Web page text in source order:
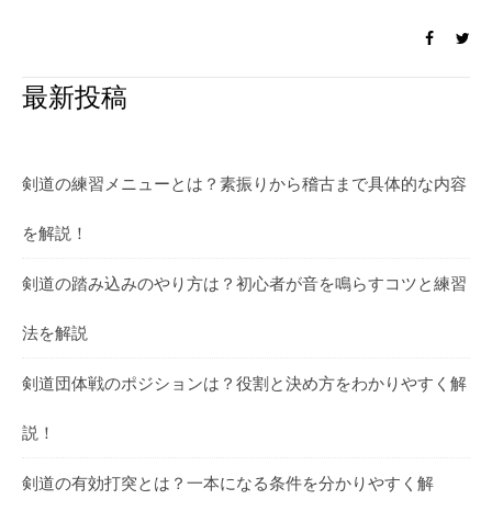
最新投稿
剣道の練習メニューとは？素振りから稽古まで具体的な内容
を解説！
剣道の踏み込みのやり方は？初心者が音を鳴らすコツと練習
法を解説
剣道団体戦のポジションは？役割と決め方をわかりやすく解
説！
剣道の有効打突とは？一本になる条件を分かりやすく解